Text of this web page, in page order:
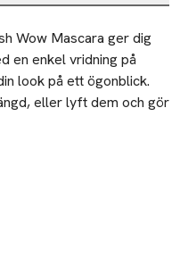
Wow Mascara ger dig
en enkel vridning på
look på ett ögonblick.
eller lyft dem och gör
Mascaran ger både
ska. Den är enkel att
borsten vid den
för att täcka fransarna